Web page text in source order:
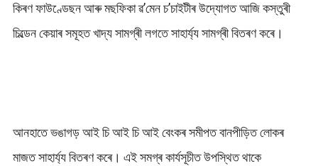
কিৰণ ফাউণ্ডেছন আৰু মছফিকা ৱ’মেন চ’চাইটীৰ উদ্যোগত আজি কস্তুৰী
চিল্ডেন কেয়াৰ সমূহত খাদ্য সামগ্ৰী লগতে সাহাৰ্য্য সামগ্ৰী বিতৰণ কৰে।
আনহাতে ভঙাগড় আই চি আই চি আই বেংকৰ সমীপত বানপীড়িত লোকৰ
মাজত সাহাৰ্য্য বিতৰণ কৰে। এই সমগ্ৰ কাৰ্যসূচীত উপস্থিত থাকে